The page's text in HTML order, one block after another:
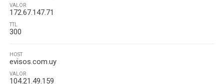
VALOR
172.67.147.71
TTL
300
HOST
evisos.com.uy
VALOR
104.21.49.159